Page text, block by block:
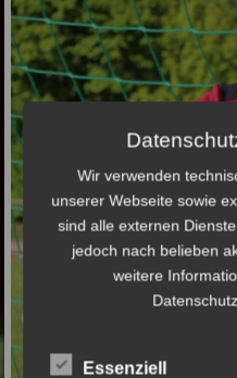
Wir verwenden
unserer Webseite sowie
sind alle externen
jedoch nach belieben
weitere
Essenziell